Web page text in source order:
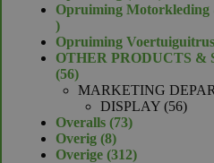
Opruiming Motorkleding
214
producten
Opruiming
OTHER PRODUCTS &
5656
producten
MARKETING
DISPLAY 5656
Overalls 7373
Overig 88
producten
Overige 312312